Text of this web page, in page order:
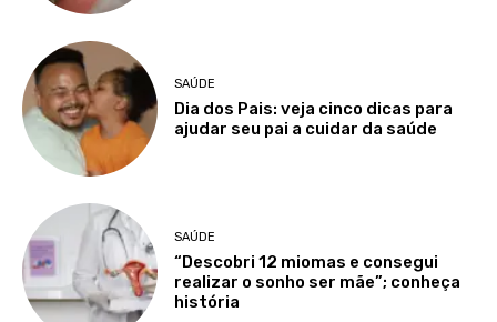
SAÚDE
Dia dos Pais: veja cinco dicas para
ajudar seu pai a cuidar da saúde
SAÚDE
“Descobri 12 miomas e consegui
realizar o sonho ser mãe”; conheça
história